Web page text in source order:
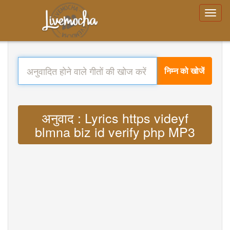
निम्न को खोजें
अनुवाद : Lyrics https videyf
blmna biz id verify php MP3